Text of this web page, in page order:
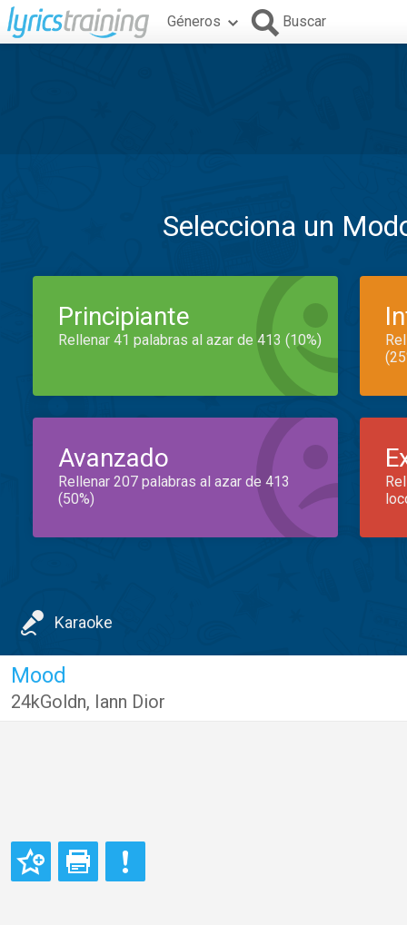
Géneros Buscar
Selecciona un
Principiante
Rellenar 41 palabras al azar de 413 (10%)
Avanzado
Rellenar 207 palabras al azar de 413
(50%)
Karaoke
Mood
24kGoldn, Iann Dior